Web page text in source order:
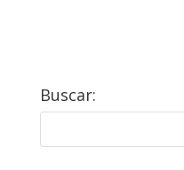
Buscar: